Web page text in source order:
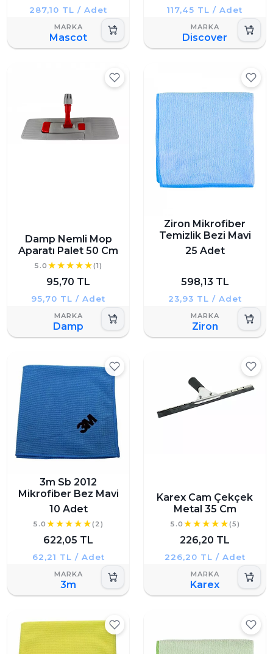
287,10 TL / Adet
Mascot
117,45 TL / Adet
Discover
Damp Nemli Mop
Aparatı Palet 50 Cm
5.0 (1)
95,70 TL
95,70 TL / Adet
Damp
Ziron Mikrofiber
Temizlik Bezi Mavi
25 Adet
598,13 TL
23,93 TL / Adet
Ziron
3m Sb 2012
Mikrofiber Bez Mavi
10 Adet
5.0 (2)
622,05 TL
62,21 TL / Adet
3m
Karex Cam Çekçek
Metal 35 Cm
5.0 (5)
226,20 TL
226,20 TL / Adet
Karex